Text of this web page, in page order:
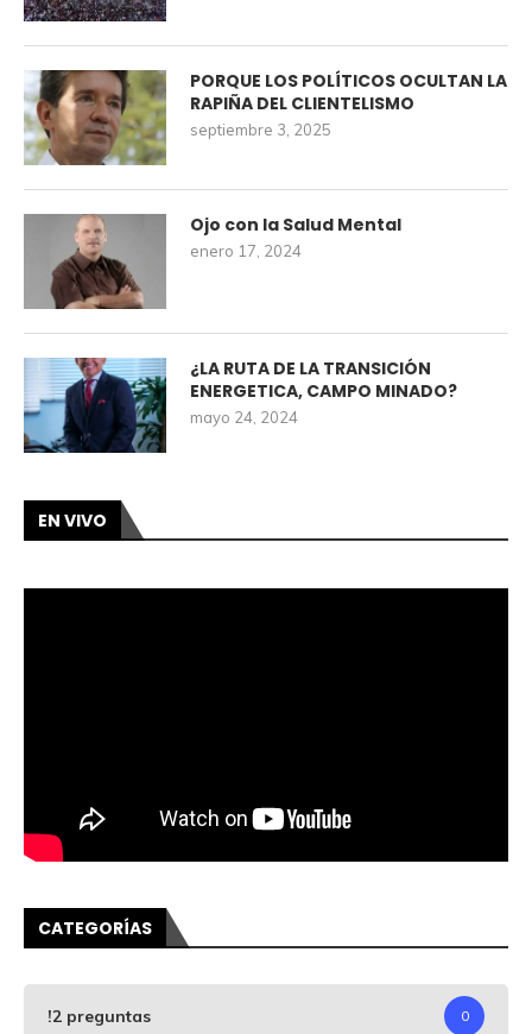
PORQUE LOS POLÍTICOS OCULTAN LA
RAPIÑA DEL CLIENTELISMO
septiembre 3, 2025
Ojo con la Salud Mental
enero 17, 2024
¿LA RUTA DE LA TRANSICIÓN
ENERGETICA, CAMPO MINADO?
mayo 24, 2024
EN VIVO
CATEGORÍAS
!2 preguntas 0